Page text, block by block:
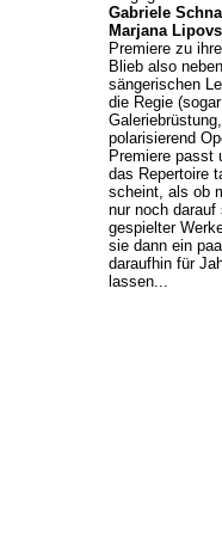
Gabriele
Marjana
Premiere zu
Blieb also
sängerischen
die Regie
polarisierend
Premiere passt
das Repertoire
scheint, als ob
nur noch
gespielter
sie dann ein
daraufhin für
lassen...